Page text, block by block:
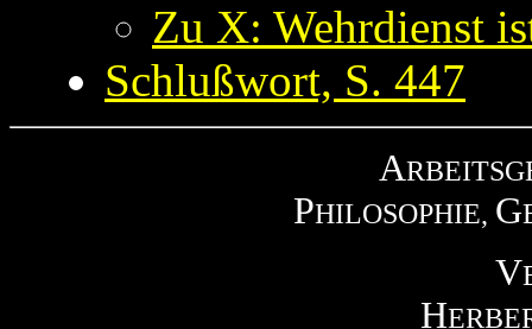
Zu X: Wehrdienst
Schlußwort, S. 447
A
PHILOSOPHIE, G
V
H